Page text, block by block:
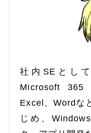
社内SEとし
Microsoft 365
Excel、Wordな
じめ、